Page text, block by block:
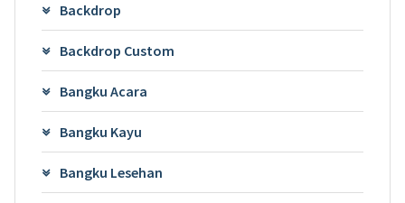
Backdrop
Backdrop Custom
Bangku Acara
Bangku Kayu
Bangku Lesehan